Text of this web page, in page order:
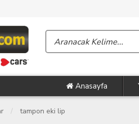
Anasayfa
tampon eki lip